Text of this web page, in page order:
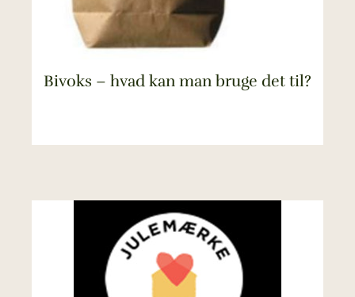
Bivoks – hvad kan man bruge det til?